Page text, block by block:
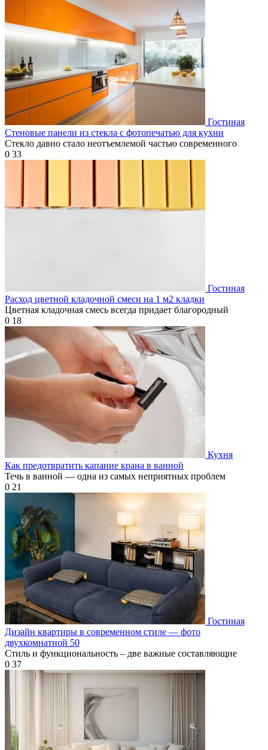
Гостиная
Стеновые панели из стекла с фотопечатью для кухни
Стекло давно стало неотъемлемой частью современного
0 33
Гостиная
Расход цветной кладочной смеси на 1 м2 кладки
Цветная кладочная смесь всегда придает благородный
0 18
Кухня
Как предотвратить капание крана в ванной
Течь в ванной — одна из самых неприятных проблем
0 21
Гостиная
Дизайн квартиры в современном стиле — фото
двухкомнатной 50
Стиль и функциональность – две важные составляющие
0 37